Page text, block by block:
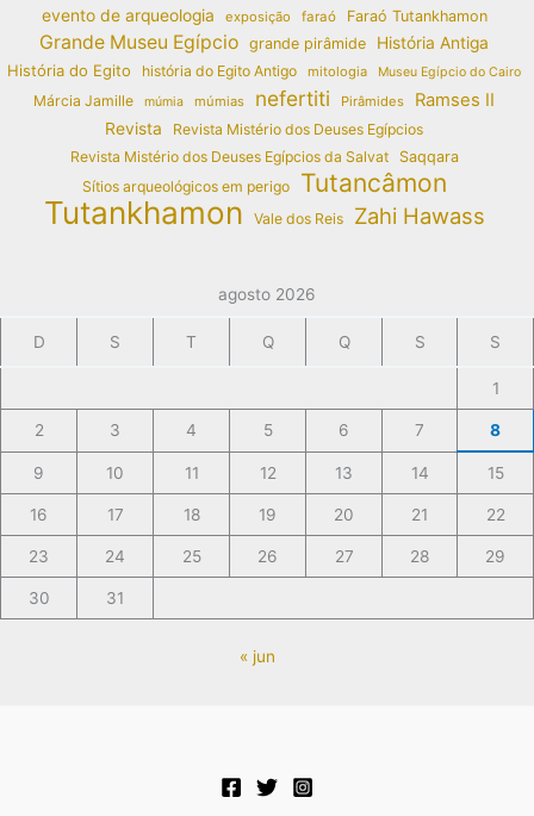
evento de arqueologia exposição faraó Faraó Tutankhamon
Grande Museu Egípcio grande pirâmide
História Antiga
História do Egito
história do Egito Antigo mitologia Museu Egípcio do Cairo
Márcia Jamille múmia múmias nefertiti Pirâmides Ramses II
Revista
Revista Mistério dos Deuses Egípcios
Revista Mistério dos Deuses Egípcios da Salvat
Saqqara
Sítios arqueológicos em perigo
Tutancâmon
Tutankhamon Vale dos Reis Zahi Hawass
agosto 2026
D S T Q Q S S
1
2 3 4 5 6 7 8
9 10 11 12 13 14 15
16 17 18 19 20 21 22
23 24 25 26 27 28 29
30 31
« jun